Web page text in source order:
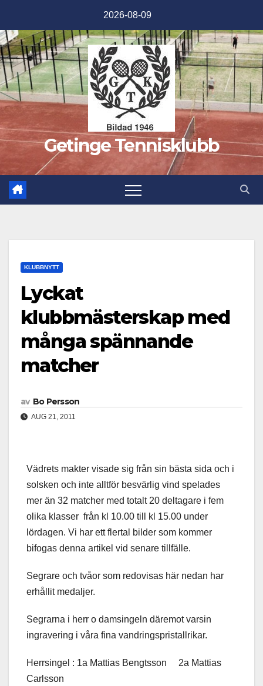
innehåll
2026-08-09
Getinge Tennisklubb
KLUBBNYTT
Lyckat
klubbmästerskap med
många spännande
matcher
av Bo Persson
AUG 21, 2011
Vädrets makter visade sig från sin bästa sida och i
solsken och inte alltför besvärlig vind spelades
mer än 32 matcher med totalt 20 deltagare i fem
olika klasser från kl 10.00 till kl 15.00 under
lördagen. Vi har ett flertal bilder som kommer
bifogas denna artikel vid senare tillfälle.
Segrare och tvåor som redovisas här nedan har
erhållit medaljer.
Segrarna i herr o damsingeln däremot varsin
ingravering i våra fina vandringspristallrikar.
Herrsingel : 1a Mattias Bengtsson 2a Mattias
Carlsson